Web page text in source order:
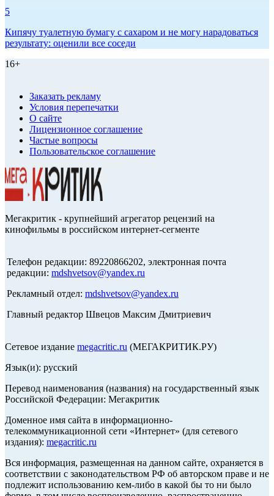
5
Кипячу туалетную бумагу с сахаром и не могу нарадоваться
результату: оценили все соседи
16+
Заказать рекламу
Условия перепечатки
О сайте
Лицензионное соглашение
Частые вопросы
Пользовательское соглашение
Мегакритик - крупнейший агрегатор рецензий на
кинофильмы в российском интернет-сегменте
Телефон редакции: 89220866202, электронная почта
редакции: mdshvetsov@yandex.ru
Рекламный отдел: mdshvetsov@yandex.ru
Главный редактор Швецов Максим Дмитриевич
Сетевое издание megacritic.ru (МЕГАКРИТИК.РУ)
Язык(и): русский
Перевод наименования (названия) на государственный язык
Российской Федерации: Мегакритик
Доменное имя сайта в информационно-
телекоммуникационной сети «Интернет» (для сетевого
издания): megacritic.ru
Вся информация, размещенная на данном сайте, охраняется в
соответствии с законодательством РФ об авторском праве и не
подлежит использованию кем-либо в какой бы то ни было